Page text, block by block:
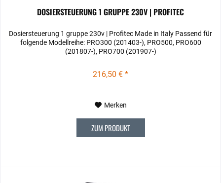
DOSIERSTEUERUNG 1 GRUPPE 230V | PROFITEC
Dosiersteuerung 1 gruppe 230v | Profitec Made in Italy Passend für
folgende Modellreihe: PRO300 (201403-), PRO500, PRO600
(201807-), PRO700 (201907-)
216,50 € *
Merken
ZUM PRODUKT